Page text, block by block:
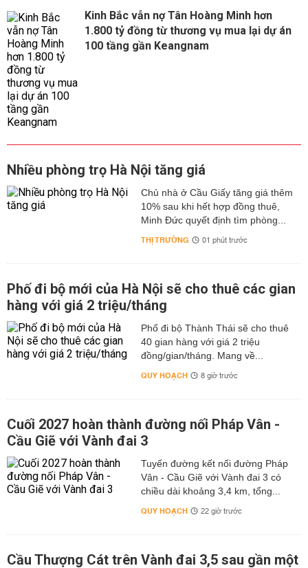
Kinh Bắc vẫn nợ Tân Hoàng Minh hơn
1.800 tỷ đồng từ thương vụ mua lại dự án
100 tầng gần Keangnam
Nhiều phòng trọ Hà Nội tăng giá
Chủ nhà ở Cầu Giấy tăng giá thêm
10% sau khi hết hợp đồng thuê,
Minh Đức quyết định tìm phòng...
THỊ TRƯỜNG 01 phút trước
Phố đi bộ mới của Hà Nội sẽ cho thuê các gian
hàng với giá 2 triệu/tháng
Phố đi bộ Thành Thái sẽ cho thuê
40 gian hàng với giá 2 triệu
đồng/gian/tháng. Mang về...
QUY HOẠCH 8 giờ trước
Cuối 2027 hoàn thành đường nối Pháp Vân -
Cầu Giẽ với Vành đai 3
Tuyến đường kết nối đường Pháp
Vân - Cầu Giẽ với Vành đai 3 có
chiều dài khoảng 3,4 km, tổng...
QUY HOẠCH 22 giờ trước
Cầu Thượng Cát trên Vành đai 3,5 sau gần một